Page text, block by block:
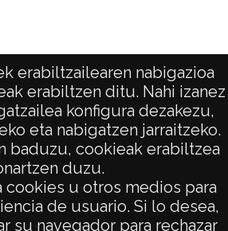
erabiltzailearen nabigazioa
erabiltzen ditu. Nahi izanez
konfigura dezakezu,
eta nabigatzen jarraitzeko.
baduzu, cookieak erabiltzea
duzu.
cookies u otros medios para
de usuario. Si lo desea,
su navegador para rechazar
de 1
páginas
1–1 de 1
results
DE PRIVACIDAD